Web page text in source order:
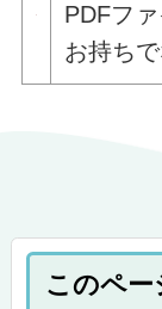
PDFフ
お持ち
このペ